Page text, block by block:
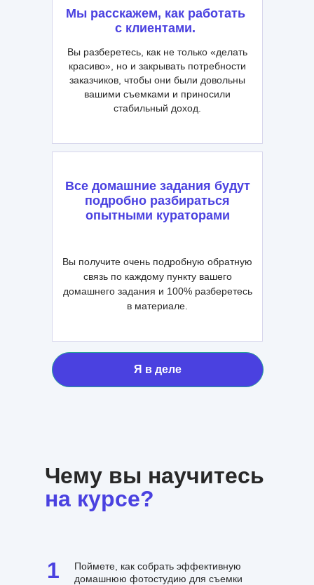
Вы разберетесь, как не только «делать
красиво», но и закрывать потребности
заказчиков, чтобы они были довольны
вашими съемками и приносили
стабильный доход.
Все домашние задания будут
подробно разбираться
опытными кураторами
Мы расскажем, как работать
с клиентами.
Вы получите очень подробную обратную
связь по каждому пункту вашего
домашнего задания и 100% разберетесь
в материале.
Я в деле
1
Чему вы научитесь
на курсе?
Поймете, как собрать эффективную
домашнюю фотостудию для съемки